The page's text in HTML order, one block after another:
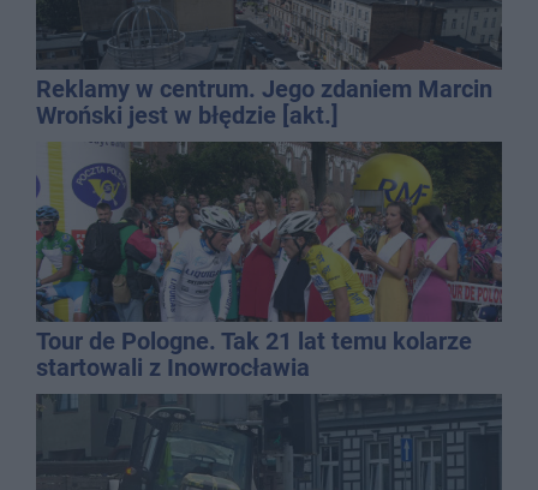
Reklamy w centrum. Jego zdaniem Marcin
Wroński jest w błędzie [akt.]
Tour de Pologne. Tak 21 lat temu kolarze
startowali z Inowrocławia